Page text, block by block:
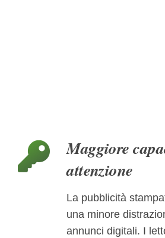
Maggiore
attenzione
La pubblicità
una minore
annunci digitali. I